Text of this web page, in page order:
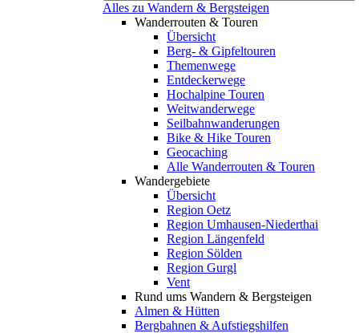
Alles zu Wandern & Bergsteigen
Wanderrouten & Touren
Übersicht
Berg- & Gipfeltouren
Themenwege
Entdeckerwege
Hochalpine Touren
Weitwanderwege
Seilbahnwanderungen
Bike & Hike Touren
Geocaching
Alle Wanderrouten & Touren
Wandergebiete
Übersicht
Region Oetz
Region Umhausen-Niederthai
Region Längenfeld
Region Sölden
Region Gurgl
Vent
Rund ums Wandern & Bergsteigen
Almen & Hütten
Bergbahnen & Aufstiegshilfen